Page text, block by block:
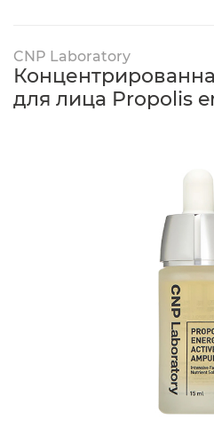
CNP Laboratory
для лица Propolis